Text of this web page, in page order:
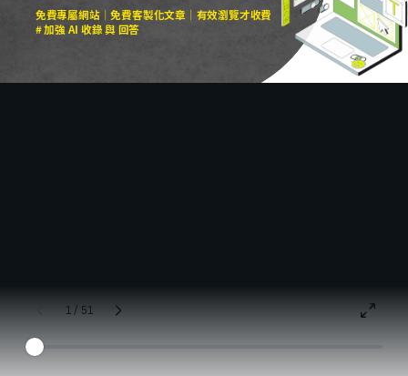
免費專屬網站｜免費客製化文章｜有效瀏覽才收費
# 加強 AI 收錄 與 回答
1 / 51